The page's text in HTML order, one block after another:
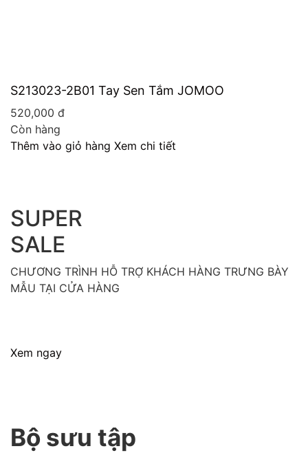
S213023-2B01 Tay Sen Tắm JOMOO
520,000 đ
Còn hàng
Thêm vào giỏ hàng Xem chi tiết
SUPER
SALE
CHƯƠNG TRÌNH HỖ TRỢ KHÁCH HÀNG TRƯNG BÀY
MẪU TẠI CỬA HÀNG
Xem ngay
Bộ sưu tập